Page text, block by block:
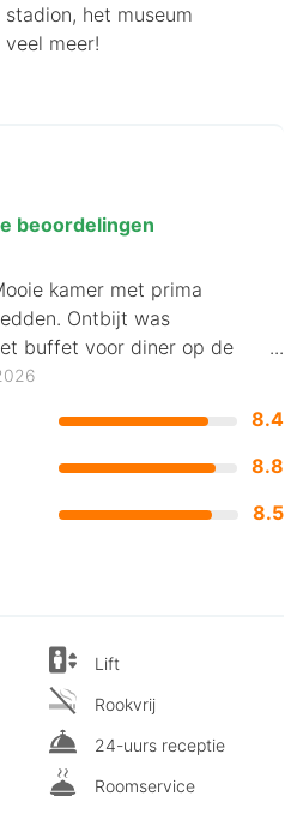
het museum
meer!
8.4
8.8
8.5
beoordelingen
kamer met prima
Ontbijt was
buffet voor diner op de
Lift
Rookvrij
24-uurs receptie
Roomservice